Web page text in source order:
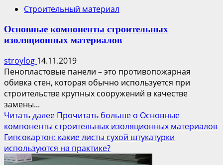
Строительный материал
Основные компоненты строительных
изоляционных материалов
stroylog 14.11.2019
Пенопластовые панели – это противопожарная
обивка стен, которая обычно используется при
строительстве крупных сооружений в качестве
замены...
Читать далее Прочитать больше о Основные
компоненты строительных изоляционных материалов
Гипсокартон: какие листы сухой штукатурки
используются на практике?